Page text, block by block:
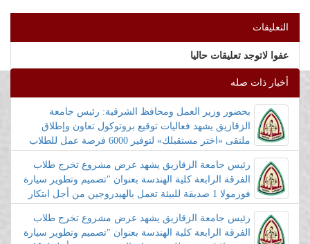
التعليقات
عفوا لاتوجد تعليقات حاليا
أخبار ذات صله
بحضور وزير العمل ومحافظ الشرقية: رئيس جامعة
الزقازيق يشهد فعاليات توقيع بروتوكول تعاون وإطلاق
ملتقى «اختر مستقبلك» لتوفير 6000 فرصة عمل للطلاب
رئيس جامعة الزقازيق يشهد عرض مشروع تخرج طلاب
الفرقة الرابعة كلية الهندسة بعنوان "تصميم وتطوير سيارة
فورمولا 1 صديقة للبيئة تعمل بالهيدروجين من أجل ابتكار
رئيس جامعة الزقازيق يشهد عرض مشروع تخرج طلاب
الفرقة الرابعة كلية الهندسة بعنوان "تصميم وتطوير سيارة